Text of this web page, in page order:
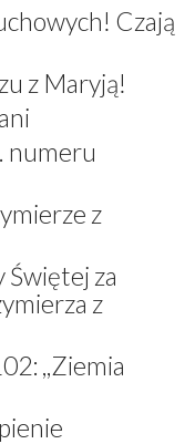
Czają
z Maryją!
numeru
z
Świętej za
z
,,Ziemia